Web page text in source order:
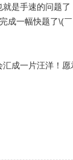
是手速的问题
成一幅快题了\(
成一片汪洋！愿